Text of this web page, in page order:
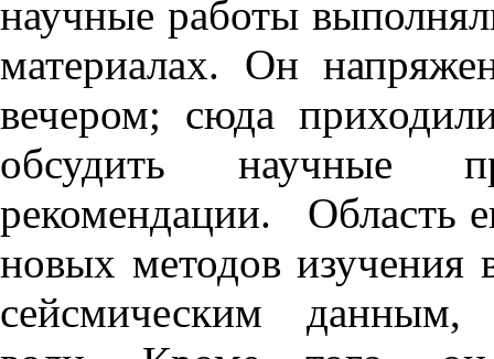
научные работы
материалах. Он
вечером; сюда
обсудить научные
рекомендации. Область
новых методов изучения
сейсмическим данным,